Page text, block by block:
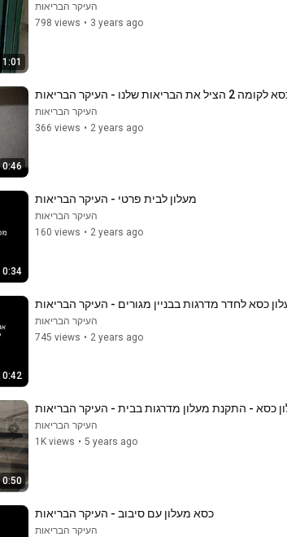
1:01
העיקר הבריאות
798 views • 3 years ago
0:46
הבריאות שלנו - העיקר הבריאות
העיקר הבריאות
366 views • 2 years ago
0:34
מעלון לבית פרטי - העיקר הבריאות
העיקר הבריאות
160 views • 2 years ago
0:42
כסא לחדר מדרגות בבניין מגורים - העיקר הבריאות
העיקר הבריאות
745 views • 2 years ago
0:50
כסא - התקנת מעלון מדרגות בבית - העיקר הבריאות
העיקר הבריאות
1K views • 5 years ago
כסא מעלון עם סיבוב - העיקר הבריאות
העיקר הבריאות